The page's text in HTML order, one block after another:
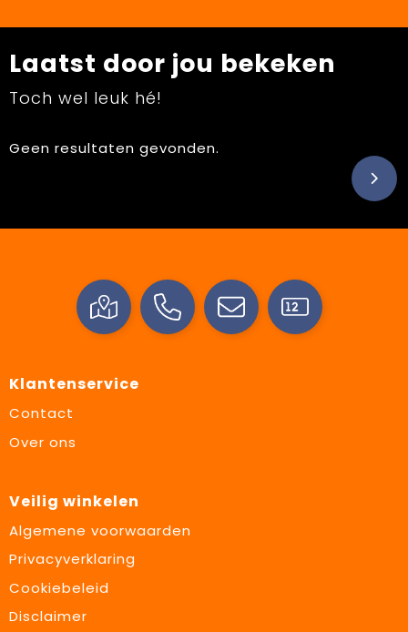
Laatst door jou bekeken
Toch wel leuk hé!
Geen resultaten gevonden.
Klantenservice
Contact
Over ons
Veilig winkelen
Algemene voorwaarden
Privacyverklaring
Cookiebeleid
Disclaimer